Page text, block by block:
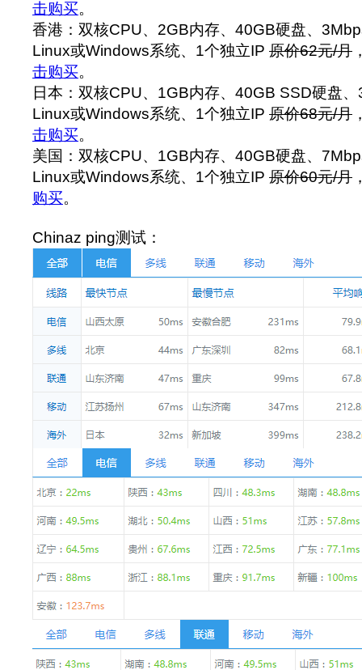
击购买。
香港：双核CPU、2GB内存、40GB硬盘、
Linux或Windows系统、1个独立IP 原价62元/月
击购买。
日本：双核CPU、1GB内存、40GB SSD硬盘
Linux或Windows系统、1个独立IP 原价68元/月
击购买。
美国：双核CPU、1GB内存、40GB硬盘、
Linux或Windows系统、1个独立IP 原价60元/月
购买。
Chinaz ping测试：